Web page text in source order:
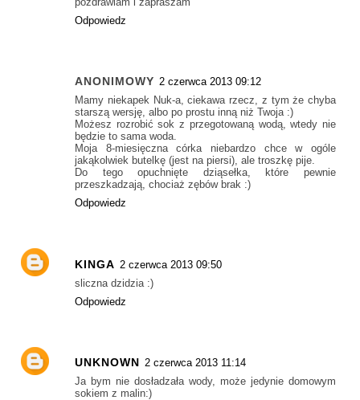
Odpowiedz
ANONIMOWY 2 czerwca 2013 09:12
Mamy niekapek Nuk-a, ciekawa rzecz, z tym że chyba
starszą wersję, albo po prostu inną niż Twoja :)
Możesz rozrobić sok z przegotowaną wodą, wtedy nie
będzie to sama woda.
Moja 8-miesięczna córka niebardzo chce w ogóle
jakąkolwiek butelkę (jest na piersi), ale troszkę pije.
Do tego opuchnięte dziąsełka, które pewnie
przeszkadzają, chociaż zębów brak :)
Odpowiedz
KINGA 2 czerwca 2013 09:50
sliczna dzidzia :)
Odpowiedz
UNKNOWN 2 czerwca 2013 11:14
Ja bym nie dosładzała wody, może jedynie domowym
sokiem z malin:)